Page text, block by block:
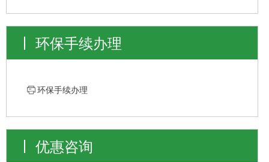
优惠咨询
环保手续办理
ꁧ 环保手续办理